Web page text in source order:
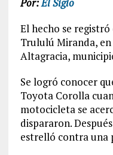
El hecho se
Trululú Miranda,
Altagracia,
Se logró conocer
Toyota Corolla
motocicleta se
dispararon.
estrelló contra una